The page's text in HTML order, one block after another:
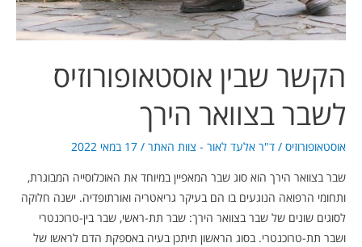
הקשר שבין אוסטאופורוזיס
לשבר בצוואר הירך
אוסטאופורוזיס / ד"ר אלעד לאור - צוות האתר / 17 במאי 2022
שבר בצוואר הירך הוא סוג שבר המאפיין במיוחד את האוכלוסייה המבוגרת,
ותחומי הרפואה הנוגעים בו הם בעיקר גריאטריה ואורתופדיה. ישנה חלוקה
לסוגים שונים של שבר בצוואר הירך: שבר תת-ראשי, שבר בין-טרוכנטרי
ושבר תת-טרוכנטרי. בסוג הראשון תיתכן בעיה באספקת הדם לראשו של